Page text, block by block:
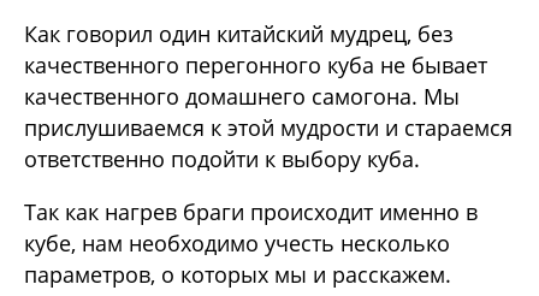
Как говорил один китайский мудрец, без
качественного перегонного куба не бывает
качественного домашнего самогона. Мы
прислушиваемся к этой мудрости и стараемся
ответственно подойти к выбору куба.
Так как нагрев браги происходит именно в
кубе, нам необходимо учесть несколько
параметров, о которых мы и расскажем.